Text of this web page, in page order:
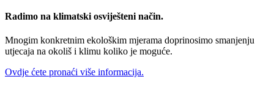
Radimo na klimatski osviješteni način.
Mnogim konkretnim ekološkim mjerama doprinosimo smanjenju
utjecaja na okoliš i klimu koliko je moguće.
Ovdje ćete pronaći više informacija.